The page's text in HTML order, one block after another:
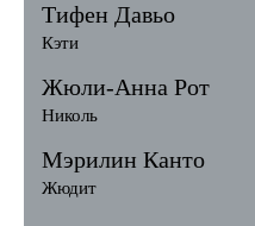
Тифен Давьо
Кэти
Жюли-Анна Рот
Николь
Мэрилин Канто
Жюдит